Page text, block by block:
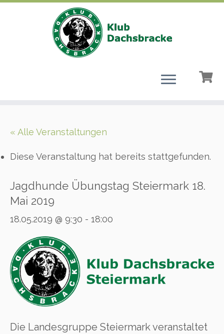
« Alle Veranstaltungen
Diese Veranstaltung hat bereits stattgefunden.
Jagdhunde Übungstag Steiermark 18.
Mai 2019
18.05.2019 @ 9:30 - 18:00
Die Landesgruppe Steiermark veranstaltet